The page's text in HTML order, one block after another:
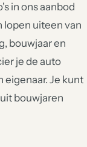
in ons aanbod
lopen uiteen van
bouwjaar en
je de auto
eigenaar. Je kunt
bouwjaren